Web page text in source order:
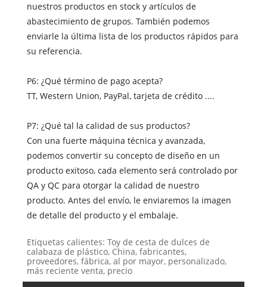
nuestros productos en stock y artículos de
abastecimiento de grupos. También podemos
enviarle la última lista de los productos rápidos para
su referencia.
P6: ¿Qué término de pago acepta?
TT, Western Union, PayPal, tarjeta de crédito ....
P7: ¿Qué tal la calidad de sus productos?
Con una fuerte máquina técnica y avanzada,
podemos convertir su concepto de diseño en un
producto exitoso, cada elemento será controlado por
QA y QC para otorgar la calidad de nuestro
producto. Antes del envío, le enviaremos la imagen
de detalle del producto y el embalaje.
Etiquetas calientes: Toy de cesta de dulces de
calabaza de plástico, China, fabricantes,
proveedores, fábrica, al por mayor, personalizado,
más reciente venta, precio